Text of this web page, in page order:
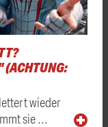
(ACHTUNG:
wieder
sie …